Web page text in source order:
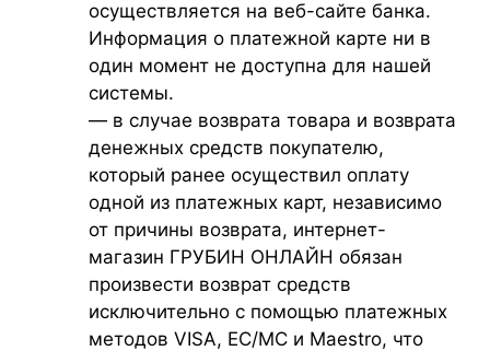
осуществляется на веб-сайте банка.
Информация о платежной карте ни в
один момент не доступна для нашей
системы.
— в случае возврата товара и возврата
денежных средств покупателю,
который ранее осуществил оплату
одной из платежных карт, независимо
от причины возврата, интернет-
магазин ГРУБИН ОНЛАЙН обязан
произвести возврат средств
исключительно с помощью платежных
методов VISA, EC/MC и Maestro, что